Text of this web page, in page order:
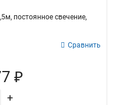
постоянное свечение,
Сравнить
₽
+